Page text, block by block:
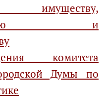
имуществу,
и
комитета
Думы по